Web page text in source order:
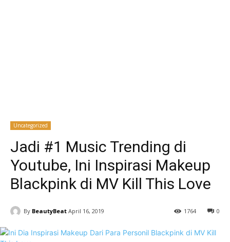
Uncategorized
Jadi #1 Music Trending di
Youtube, Ini Inspirasi Makeup
Blackpink di MV Kill This Love
By BeautyBeat April 16, 2019 0
1764